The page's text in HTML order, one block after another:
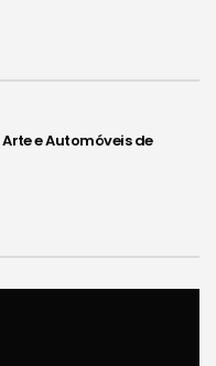
e Automóveis de